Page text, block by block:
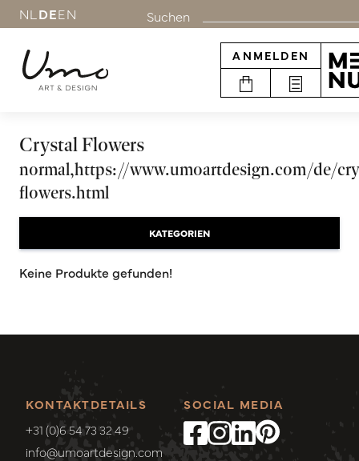
NL DEEN Suchen
ANMELDEN
Crystal Flowers
normal,https://www.umoartdesign.com/de/
flowers.html
KATEGORIEN
Keine Produkte gefunden!
KONTAKTDETAILS
+31 (0)6 54 73 32 49
info@umoartdesign.com
SOCIAL MEDIA